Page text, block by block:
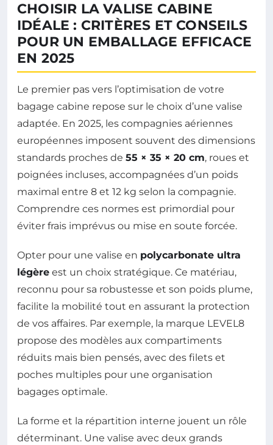
CHOISIR LA VALISE CABINE
IDÉALE : CRITÈRES ET CONSEILS
POUR UN EMBALLAGE EFFICACE
EN 2025
Le premier pas vers l’optimisation de votre
bagage cabine repose sur le choix d’une valise
adaptée. En 2025, les compagnies aériennes
européennes imposent souvent des dimensions
standards proches de 55 × 35 × 20 cm, roues et
poignées incluses, accompagnées d’un poids
maximal entre 8 et 12 kg selon la compagnie.
Comprendre ces normes est primordial pour
éviter frais imprévus ou mise en soute forcée.
Opter pour une valise en polycarbonate ultra
légère est un choix stratégique. Ce matériau,
reconnu pour sa robustesse et son poids plume,
facilite la mobilité tout en assurant la protection
de vos affaires. Par exemple, la marque LEVEL8
propose des modèles aux compartiments
réduits mais bien pensés, avec des filets et
poches multiples pour une organisation
bagages optimale.
La forme et la répartition interne jouent un rôle
déterminant. Une valise avec deux grands